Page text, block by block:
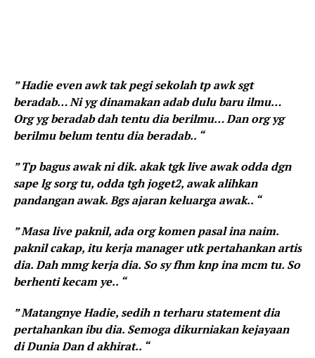
” Hadie even awk tak pegi sekolah tp awk sgt
beradab… Ni yg dinamakan adab dulu baru ilmu…
Org yg beradab dah tentu dia berilmu… Dan org yg
berilmu belum tentu dia beradab.. “
” Tp bagus awak ni dik. akak tgk live awak odda dgn
sape lg sorg tu, odda tgh joget2, awak alihkan
pandangan awak. Bgs ajaran keluarga awak.. “
” Masa live paknil, ada org komen pasal ina naim.
paknil cakap, itu kerja manager utk pertahankan artis
dia. Dah mmg kerja dia. So sy fhm knp ina mcm tu. So
berhenti kecam ye.. “
” Matangnye Hadie, sedih n terharu statement dia
pertahankan ibu dia. Semoga dikurniakan kejayaan
di Dunia Dan d akhirat.. “